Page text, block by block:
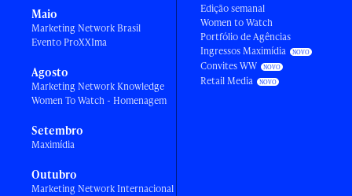
Maio
Marketing Network Brasil
Evento ProXXIma
Agosto
Marketing Network Knowledge
Women To Watch - Homenagem
Setembro
Maximídia
Outubro
Marketing Network Internacional
Edição semanal
Women to Watch
Portfólio de Agências
Ingressos Maximídia
Convites WW
Retail Media